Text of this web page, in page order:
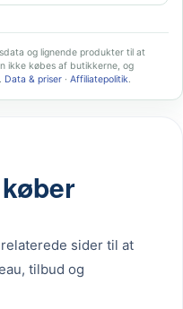
og lignende produkter til at
ikke købes af butikkerne, og
Data & priser · Affiliatepolitik.
sider til at
tilbud og